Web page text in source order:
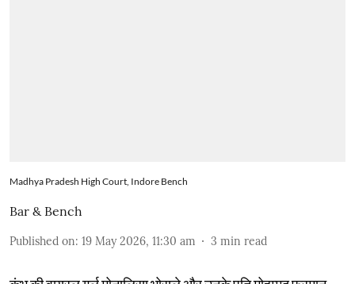
Madhya Pradesh High Court, Indore Bench
Bar & Bench
Published on: 19 May 2026, 11:30 am 3 min read